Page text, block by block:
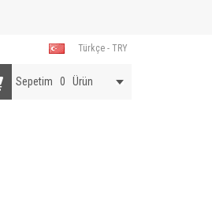
Türkçe - TRY
Sepetim 0 Ürün